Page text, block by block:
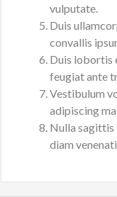
vulputate.
Duis
convallis
Duis lobortis
feugiat ante
Vestibulum
adipiscing
Nulla sagittis
diam